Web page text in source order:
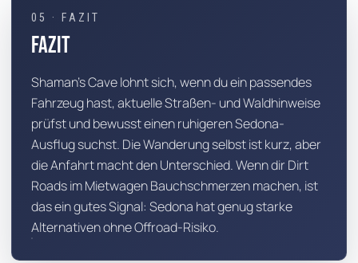
05 · FAZIT
Fazit
Shaman's Cave lohnt sich, wenn du ein passendes
Fahrzeug hast, aktuelle Straßen- und Waldhinweise
prüfst und bewusst einen ruhigeren Sedona-
Ausflug suchst. Die Wanderung selbst ist kurz, aber
die Anfahrt macht den Unterschied. Wenn dir Dirt
Roads im Mietwagen Bauchschmerzen machen, ist
das ein gutes Signal: Sedona hat genug starke
Alternativen ohne Offroad-Risiko.